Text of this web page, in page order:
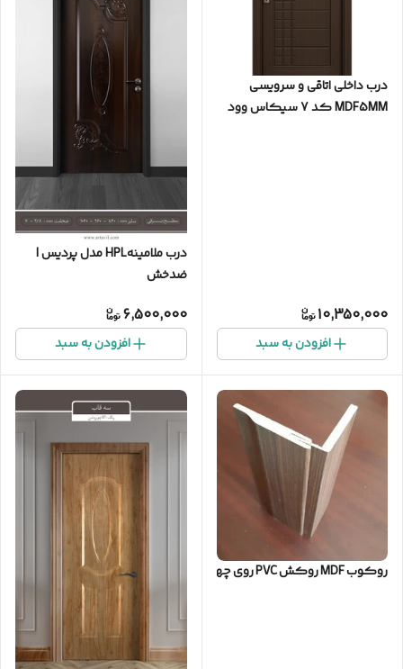
درب داخلی اتاقی و سرویسی
MDF5MM کد 7 سیکاس وود
10,350,000
افزودن به سبد
درب ملامینهHPL مدل پردیس |
ضدخش
6,500,000
افزودن به سبد
روکوب MDF روکش PVC روی چهارچوب فلزی